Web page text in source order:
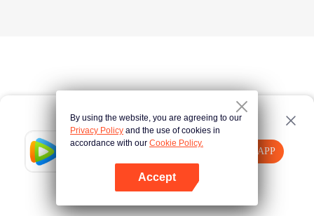
Tencent Video
เปิด APP
คลิกที่นี่ ลองใหม่อีกครั้ง
By using the website, you are agreeing to our
Privacy Policy and the use of cookies in
accordance with our Cookie Policy.
Accept